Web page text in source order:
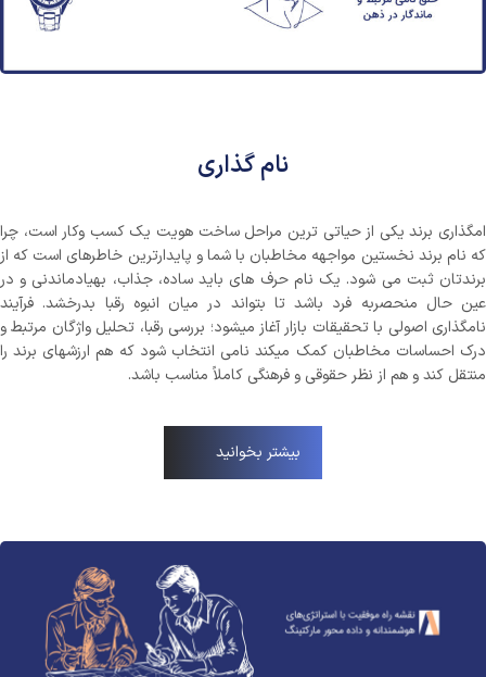
نام گذاری
امگذاری برند یکی از حیاتی ترین مراحل ساخت هویت یک کسب وکار است، چرا
که نام برند نخستین مواجهه مخاطبان با شما و پایدارترین خاطرهای است که از
برندتان ثبت می شود. یک نام حرف های باید ساده، جذاب، بهیادماندنی و در
عین حال منحصربه فرد باشد تا بتواند در میان انبوه رقبا بدرخشد. فرآیند
نامگذاری اصولی با تحقیقات بازار آغاز میشود؛ بررسی رقبا، تحلیل واژگان مرتبط و
درک احساسات مخاطبان کمک میکند نامی انتخاب شود که هم ارزشهای برند را
منتقل کند و هم از نظر حقوقی و فرهنگی کاملاً مناسب باشد.
بیشتر بخوانید